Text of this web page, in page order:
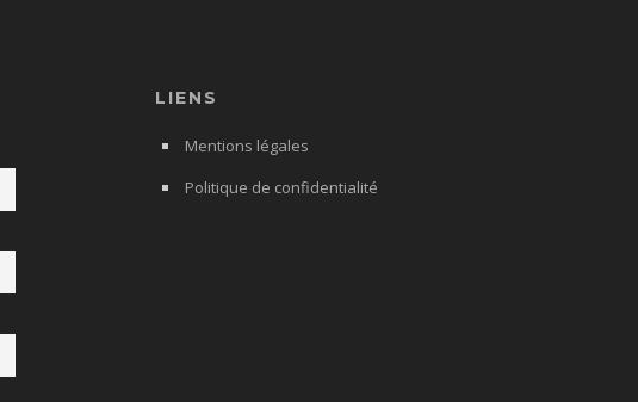
LIENS
Mentions légales
Politique de confidentialité